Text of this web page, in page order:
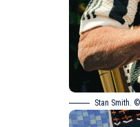
Stan Smith.